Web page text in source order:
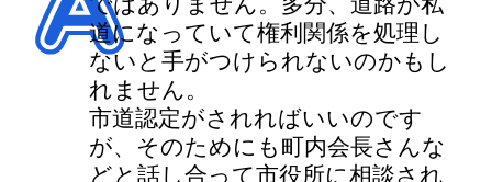
道になっていて権利関係を処理し
ないと手がつけられないのかもし
れません。
市道認定がされればいいのです
が、そのためにも町内会長さんな
どと話し合って市役所に相談され